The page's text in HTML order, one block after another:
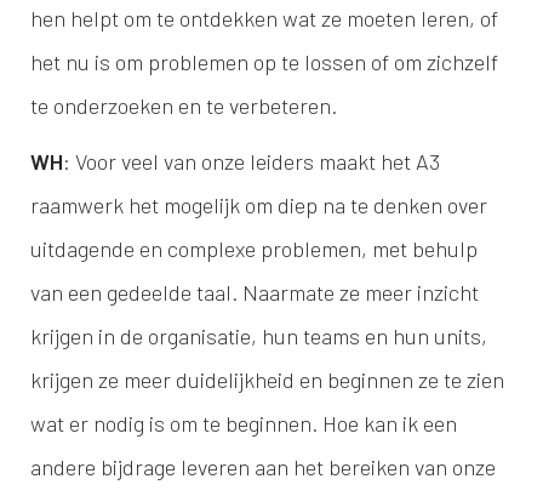
hen helpt om te ontdekken wat ze moeten leren, of
het nu is om problemen op te lossen of om zichzelf
te onderzoeken en te verbeteren.
WH: Voor veel van onze leiders maakt het A3
raamwerk het mogelijk om diep na te denken over
uitdagende en complexe problemen, met behulp
van een gedeelde taal. Naarmate ze meer inzicht
krijgen in de organisatie, hun teams en hun units,
krijgen ze meer duidelijkheid en beginnen ze te zien
wat er nodig is om te beginnen. Hoe kan ik een
andere bijdrage leveren aan het bereiken van onze